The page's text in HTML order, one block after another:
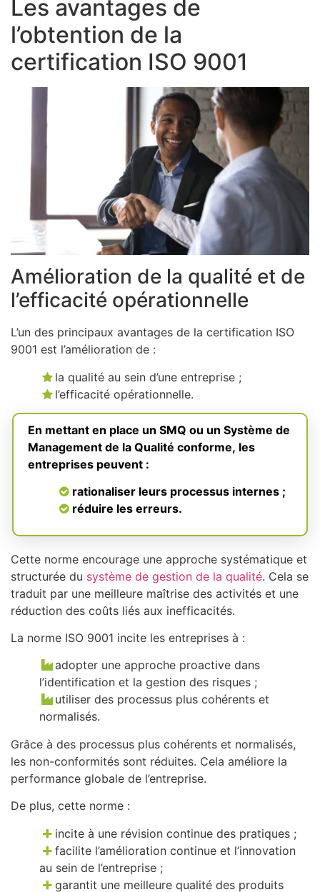
Les avantages de
l’obtention de la
certification ISO 9001
Amélioration de la qualité et de
l’efficacité opérationnelle
L’un des principaux avantages de la certification ISO
9001 est l’amélioration de :
la qualité au sein d’une entreprise ;
l’efficacité opérationnelle.
En mettant en place un SMQ ou un Système de
Management de la Qualité conforme, les
entreprises peuvent :
rationaliser leurs processus internes ;
réduire les erreurs.
Cette norme encourage une approche systématique et
structurée du système de gestion de la qualité. Cela se
traduit par une meilleure maîtrise des activités et une
réduction des coûts liés aux inefficacités.
La norme ISO 9001 incite les entreprises à :
adopter une approche proactive dans
l’identification et la gestion des risques ;
utiliser des processus plus cohérents et
normalisés.
Grâce à des processus plus cohérents et normalisés,
les non-conformités sont réduites. Cela améliore la
performance globale de l’entreprise.
De plus, cette norme :
incite à une révision continue des pratiques ;
facilite l’amélioration continue et l’innovation
au sein de l’entreprise ;
garantit une meilleure qualité des produits